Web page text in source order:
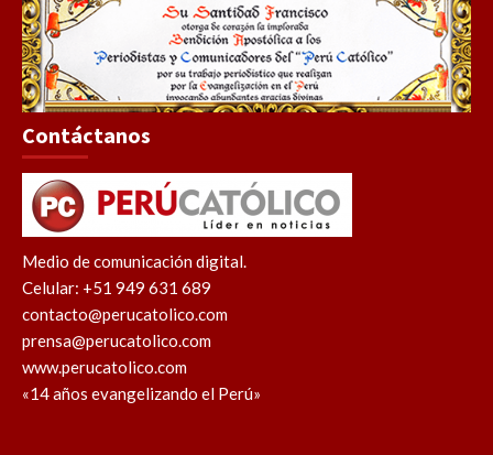
Contáctanos
Medio de comunicación digital.
Celular: +51 949 631 689
contacto@perucatolico.com
prensa@perucatolico.com
www.perucatolico.com
«14 años evangelizando el Perú»